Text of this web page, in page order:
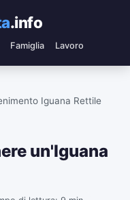
.info
Famiglia Lavoro
Iguana Rettile
un'Iguana